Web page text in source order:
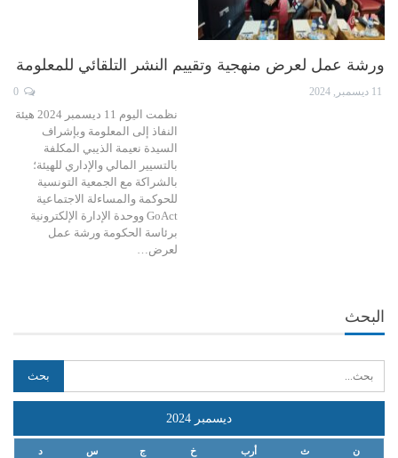
ورشة عمل لعرض منهجية وتقييم النشر التلقائي للمعلومة
11 ديسمبر, 2024
نظمت اليوم 11 ديسمبر 2024 هيئة
النفاذ إلى المعلومة وبإشراف
السيدة نعيمة الذيبي المكلفة
بالتسيير المالي والإداري للهيئة؛
بالشراكة مع الجمعية التونسية
للحوكمة والمساءلة الاجتماعية
GoAct ووحدة الإدارة الإلكترونية
برئاسة الحكومة ورشة عمل
لعرض…
البحث
ديسمبر 2024
ن ث أرب خ ج س د